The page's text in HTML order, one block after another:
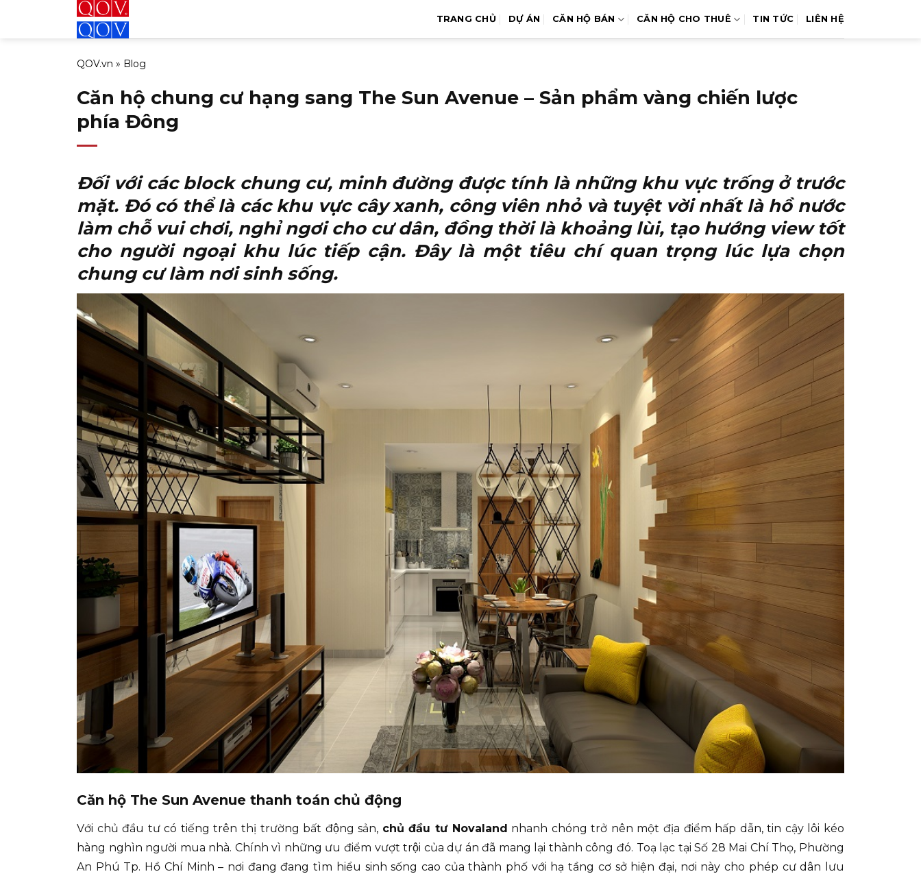
TRANG CHỦ DỰ ÁN CĂN HỘ BÁN CĂN HỘ CHO THUÊ TIN TỨC LIÊN HỆ
QOV.vn » Blog
Căn hộ chung cư hạng sang The Sun Avenue – Sản phẩm vàng chiến lược
phía Đông
Đối với các block chung cư, minh đường được tính là những khu vực trống ở trước
mặt. Đó có thể là các khu vực cây xanh, công viên nhỏ và tuyệt vời nhất là hồ nước
làm chỗ vui chơi, nghỉ ngơi cho cư dân, đồng thời là khoảng lùi, tạo hướng view tốt
cho người ngoại khu lúc tiếp cận. Đây là một tiêu chí quan trọng lúc lựa chọn
chung cư làm nơi sinh sống.
Căn hộ The Sun Avenue thanh toán chủ động
Với chủ đầu tư có tiếng trên thị trường bất động sản, chủ đầu tư Novaland nhanh chóng trở nên một địa điểm hấp dẫn, tin cậy lôi kéo
hàng nghìn người mua nhà. Chính vì những ưu điểm vượt trội của dự án đã mang lại thành công đó. Toạ lạc tại Số 28 Mai Chí Thọ, Phường
An Phú Tp. Hồ Chí Minh – nơi đang đang tìm hiểu sinh sống cao của thành phố với hạ tầng cơ sở hiện đại, nơi này cho phép cư dân lưu